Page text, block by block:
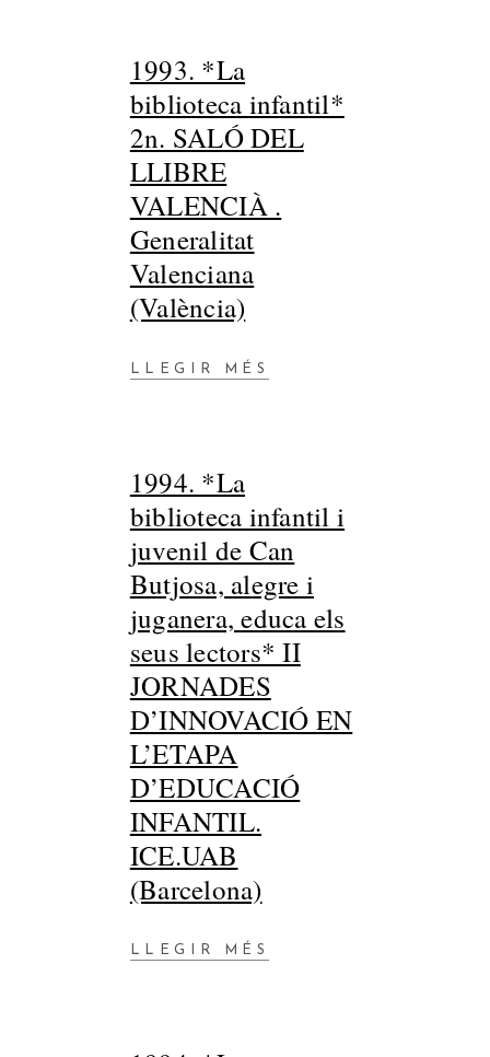
1993. *La
biblioteca infantil*
2n. SALÓ DEL
LLIBRE
VALENCIÀ .
Generalitat
Valenciana
(València)
LLEGIR MÉS
1994. *La
biblioteca infantil i
juvenil de Can
Butjosa, alegre i
juganera, educa els
seus lectors* II
JORNADES
D’INNOVACIÓ EN
L’ETAPA
D’EDUCACIÓ
INFANTIL.
ICE.UAB
(Barcelona)
LLEGIR MÉS